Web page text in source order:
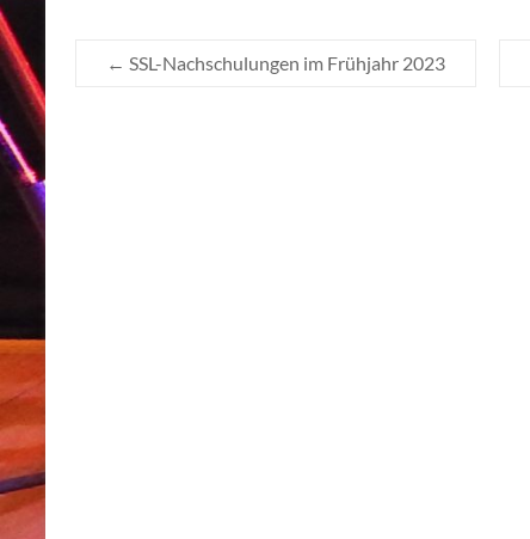
← SSL-Nachschulungen im Frühjahr 2023